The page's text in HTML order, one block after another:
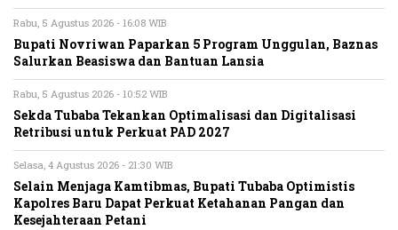
Rabu, 5 Agustus 2026 - 16:08 WIB
Bupati Novriwan Paparkan 5 Program Unggulan, Baznas
Salurkan Beasiswa dan Bantuan Lansia
Rabu, 5 Agustus 2026 - 10:52 WIB
Sekda Tubaba Tekankan Optimalisasi dan Digitalisasi
Retribusi untuk Perkuat PAD 2027
Selasa, 4 Agustus 2026 - 21:30 WIB
Selain Menjaga Kamtibmas, Bupati Tubaba Optimistis
Kapolres Baru Dapat Perkuat Ketahanan Pangan dan
Kesejahteraan Petani